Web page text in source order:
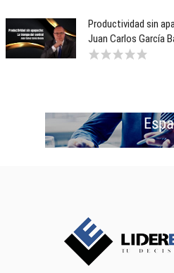
Productividad sin
Juan Carlos García